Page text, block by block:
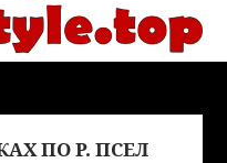
ПО Р. ПСЕЛ